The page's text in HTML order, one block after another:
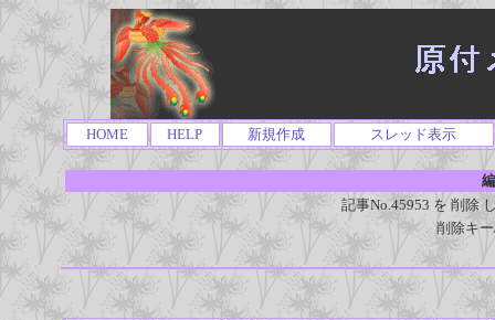
HOME HELP 新規作成 スレッド表示
記事No.45953 を 削除
削除キ